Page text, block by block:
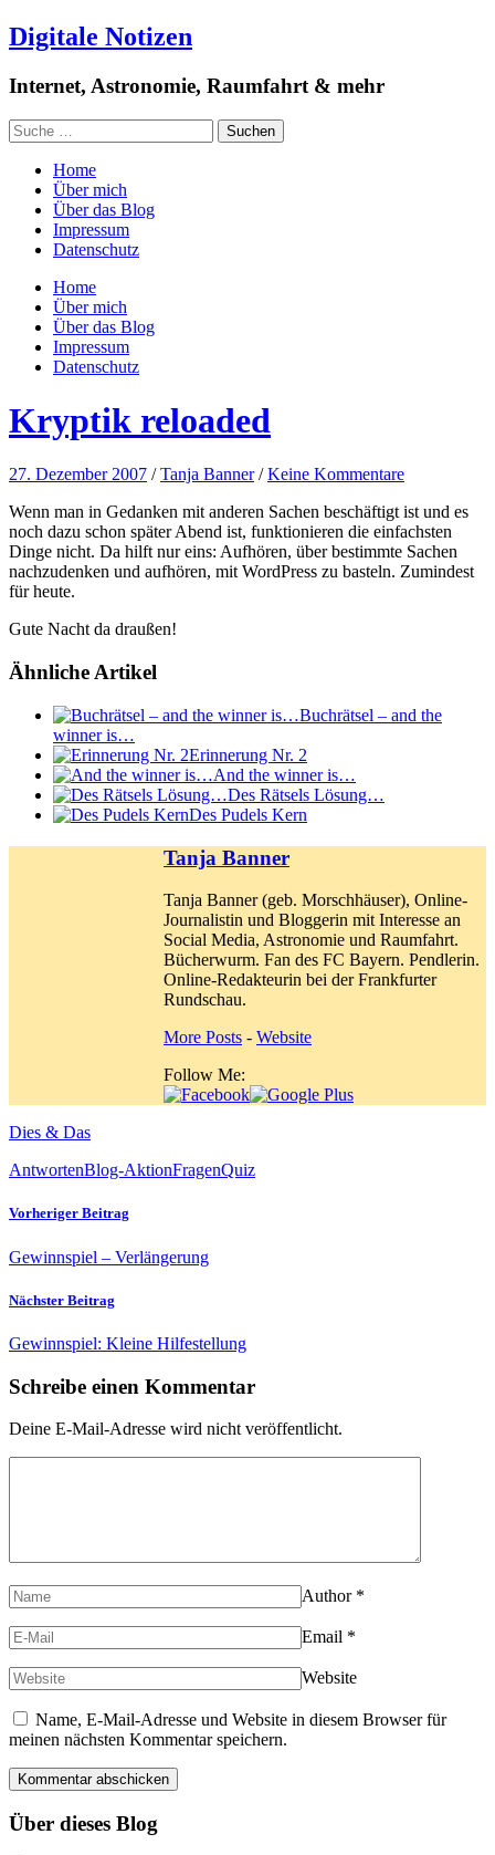
Digitale Notizen
Internet, Astronomie, Raumfahrt & mehr
Home
Über mich
Über das Blog
Impressum
Datenschutz
Home
Über mich
Über das Blog
Impressum
Datenschutz
Kryptik reloaded
27. Dezember 2007 /Tanja Banner /Keine Kommentare
Wenn man in Gedanken mit anderen Sachen beschäftigt ist und es
noch dazu schon später Abend ist, funktionieren die einfachsten
Dinge nicht. Da hilft nur eins: Aufhören, über bestimmte Sachen
nachzudenken und aufhören, mit WordPress zu basteln. Zumindest
für heute.
Gute Nacht da draußen!
Ähnliche Artikel
Buchrätsel – and the
winner is…
Erinnerung Nr. 2
And the winner is…
Des Rätsels Lösung…
Des Pudels Kern
Tanja Banner
Tanja Banner (geb. Morschhäuser), Online-
Journalistin und Bloggerin mit Interesse an
Social Media, Astronomie und Raumfahrt.
Bücherwurm. Fan des FC Bayern. Pendlerin.
Online-Redakteurin bei der Frankfurter
Rundschau.
More Posts - Website
Follow Me:
Dies & Das
AntwortenBlog-AktionFragenQuiz
Vorheriger Beitrag
Gewinnspiel – Verlängerung
Nächster Beitrag
Gewinnspiel: Kleine Hilfestellung
Schreibe einen Kommentar
Deine E-Mail-Adresse wird nicht veröffentlicht.
Author *
Email *
Website
Name, E-Mail-Adresse und Website in diesem Browser für
meinen nächsten Kommentar speichern.
Über dieses Blog